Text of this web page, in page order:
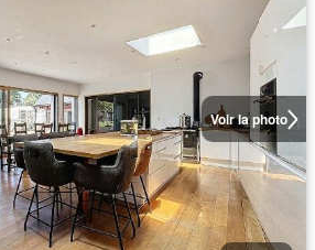
Voir la photo